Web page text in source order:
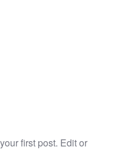
first post. Edit or